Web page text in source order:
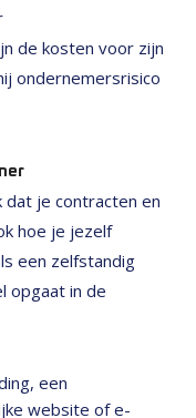
de kosten voor zijn
ondernemersrisico
dat je contracten en
hoe je jezelf
een zelfstandig
opgaat in de
een
website of e-